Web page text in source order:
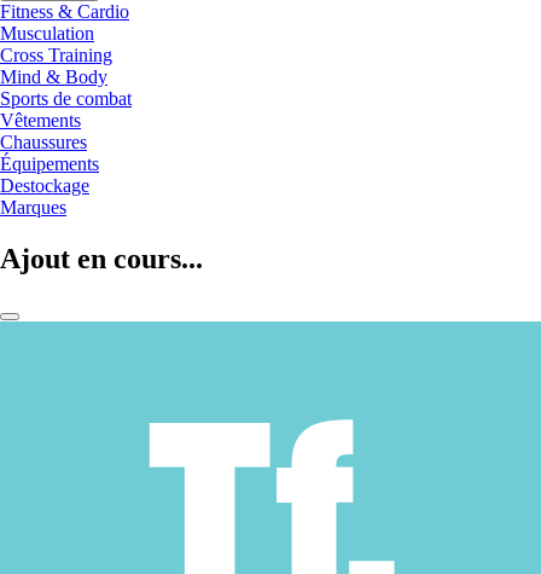
Fitness & Cardio
Musculation
Cross Training
Mind & Body
Sports de combat
Vêtements
Chaussures
Équipements
Destockage
Marques
Ajout en cours...